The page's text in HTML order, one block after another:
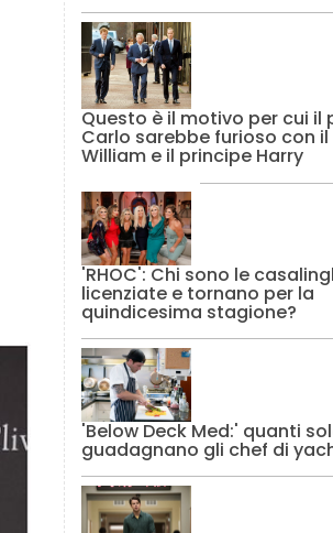
Questo è il motivo per cui il
Carlo sarebbe furioso con
William e il principe Harry
'RHOC': Chi sono le
licenziate e tornano per la
quindicesima stagione?
'Below Deck Med:' quanti
guadagnano gli chef di